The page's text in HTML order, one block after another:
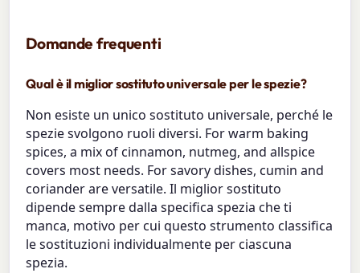
Domande frequenti
Qual è il miglior sostituto universale per le spezie?
Non esiste un unico sostituto universale, perché le
spezie svolgono ruoli diversi. For warm baking
spices, a mix of cinnamon, nutmeg, and allspice
covers most needs. For savory dishes, cumin and
coriander are versatile. Il miglior sostituto
dipende sempre dalla specifica spezia che ti
manca, motivo per cui questo strumento classifica
le sostituzioni individualmente per ciascuna
spezia.